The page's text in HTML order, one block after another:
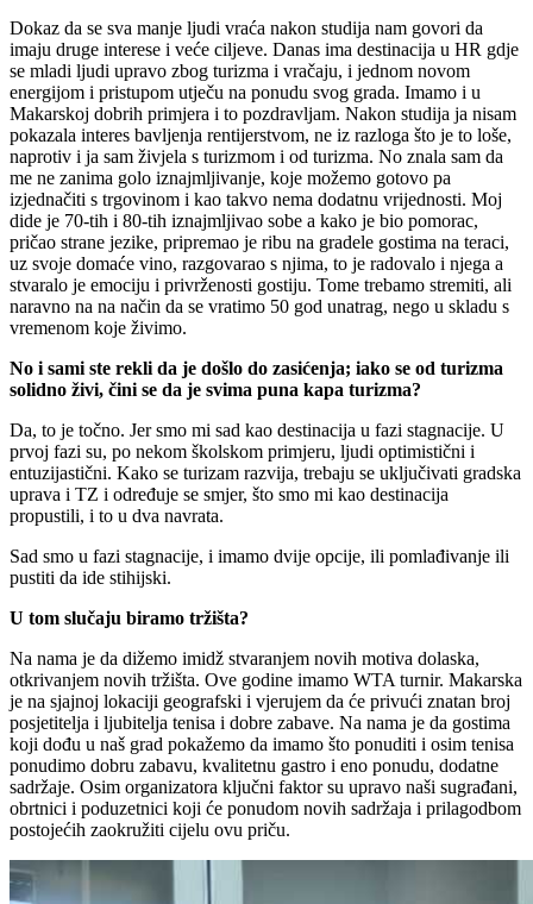
Dokaz da se sva manje ljudi vraća nakon studija nam govori da
imaju druge interese i veće ciljeve. Danas ima destinacija u HR gdje
se mladi ljudi upravo zbog turizma i vračaju, i jednom novom
energijom i pristupom utječu na ponudu svog grada. Imamo i u
Makarskoj dobrih primjera i to pozdravljam. Nakon studija ja nisam
pokazala interes bavljenja rentijerstvom, ne iz razloga što je to loše,
naprotiv i ja sam živjela s turizmom i od turizma. No znala sam da
me ne zanima golo iznajmljivanje, koje možemo gotovo pa
izjednačiti s trgovinom i kao takvo nema dodatnu vrijednosti. Moj
dide je 70-tih i 80-tih iznajmljivao sobe a kako je bio pomorac,
pričao strane jezike, pripremao je ribu na gradele gostima na teraci,
uz svoje domaće vino, razgovarao s njima, to je radovalo i njega a
stvaralo je emociju i privrženosti gostiju. Tome trebamo stremiti, ali
naravno na na način da se vratimo 50 god unatrag, nego u skladu s
vremenom koje živimo.
No i sami ste rekli da je došlo do zasićenja; iako se od turizma
solidno živi, čini se da je svima puna kapa turizma?
Da, to je točno. Jer smo mi sad kao destinacija u fazi stagnacije. U
prvoj fazi su, po nekom školskom primjeru, ljudi optimistični i
entuzijastični. Kako se turizam razvija, trebaju se uključivati gradska
uprava i TZ i određuje se smjer, što smo mi kao destinacija
propustili, i to u dva navrata.
Sad smo u fazi stagnacije, i imamo dvije opcije, ili pomlađivanje ili
pustiti da ide stihijski.
U tom slučaju biramo tržišta?
Na nama je da dižemo imidž stvaranjem novih motiva dolaska,
otkrivanjem novih tržišta. Ove godine imamo WTA turnir. Makarska
je na sjajnoj lokaciji geografski i vjerujem da će privući znatan broj
posjetitelja i ljubitelja tenisa i dobre zabave. Na nama je da gostima
koji dođu u naš grad pokažemo da imamo što ponuditi i osim tenisa
ponudimo dobru zabavu, kvalitetnu gastro i eno ponudu, dodatne
sadržaje. Osim organizatora ključni faktor su upravo naši sugrađani,
obrtnici i poduzetnici koji će ponudom novih sadržaja i prilagodbom
postojećih zaokružiti cijelu ovu priču.